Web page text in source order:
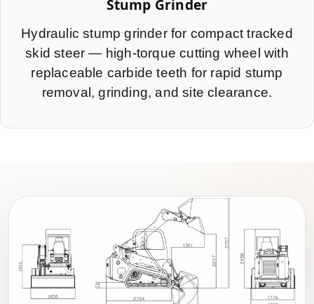
Stump Grinder
Hydraulic stump grinder for compact tracked
skid steer — high-torque cutting wheel with
replaceable carbide teeth for rapid stump
removal, grinding, and site clearance.